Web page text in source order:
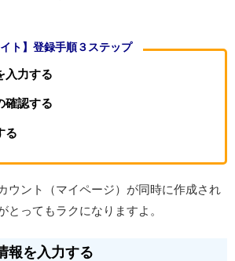
ト】登録手順３ステップ
入力する
確認する
る
ウント（マイページ）が同時に作成され
とってもラクになりますよ。
報を入力する